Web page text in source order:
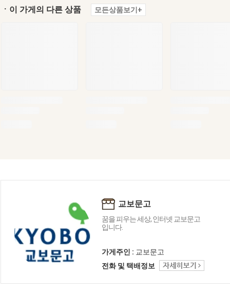
ㆍ이 가게의 다른 상품 모든상품보기+
교보문고
꿈을 피우는 세상, 인터넷 교보문고
입니다.
가게주인 : 교보문고
전화 및 택배정보